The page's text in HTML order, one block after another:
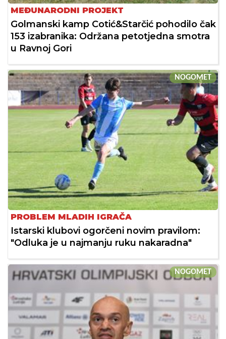
MEĐUNARODNI PROJEKT
Golmanski kamp Cotić&Starčić pohodilo čak
153 izabranika: Održana petotjedna smotra
u Ravnoj Gori
NOGOMET
PROBLEM MLADIH IGRAČA
Istarski klubovi ogorčeni novim pravilom:
"Odluka je u najmanju ruku nakaradna"
NOGOMET